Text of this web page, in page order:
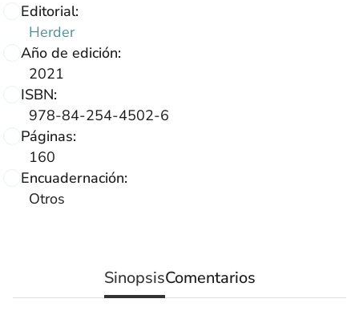
Editorial:
Herder
Año de edición:
2021
ISBN:
978-84-254-4502-6
Páginas:
160
Encuadernación:
Otros
SinopsisComentarios